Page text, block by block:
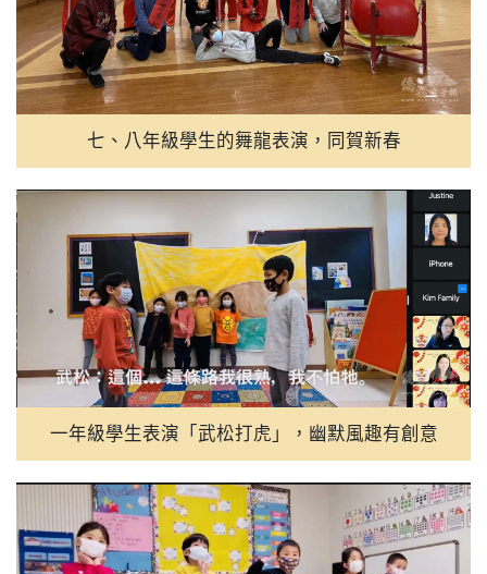
七、八年級學生的舞龍表演，同賀新春
一年級學生表演「武松打虎」，幽默風趣有創意